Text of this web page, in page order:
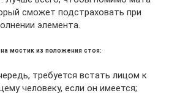
сможет подстраховать при
элемента.
на мостик из положения стоя:
требуется встать лицом к
человеку, если он имеется;